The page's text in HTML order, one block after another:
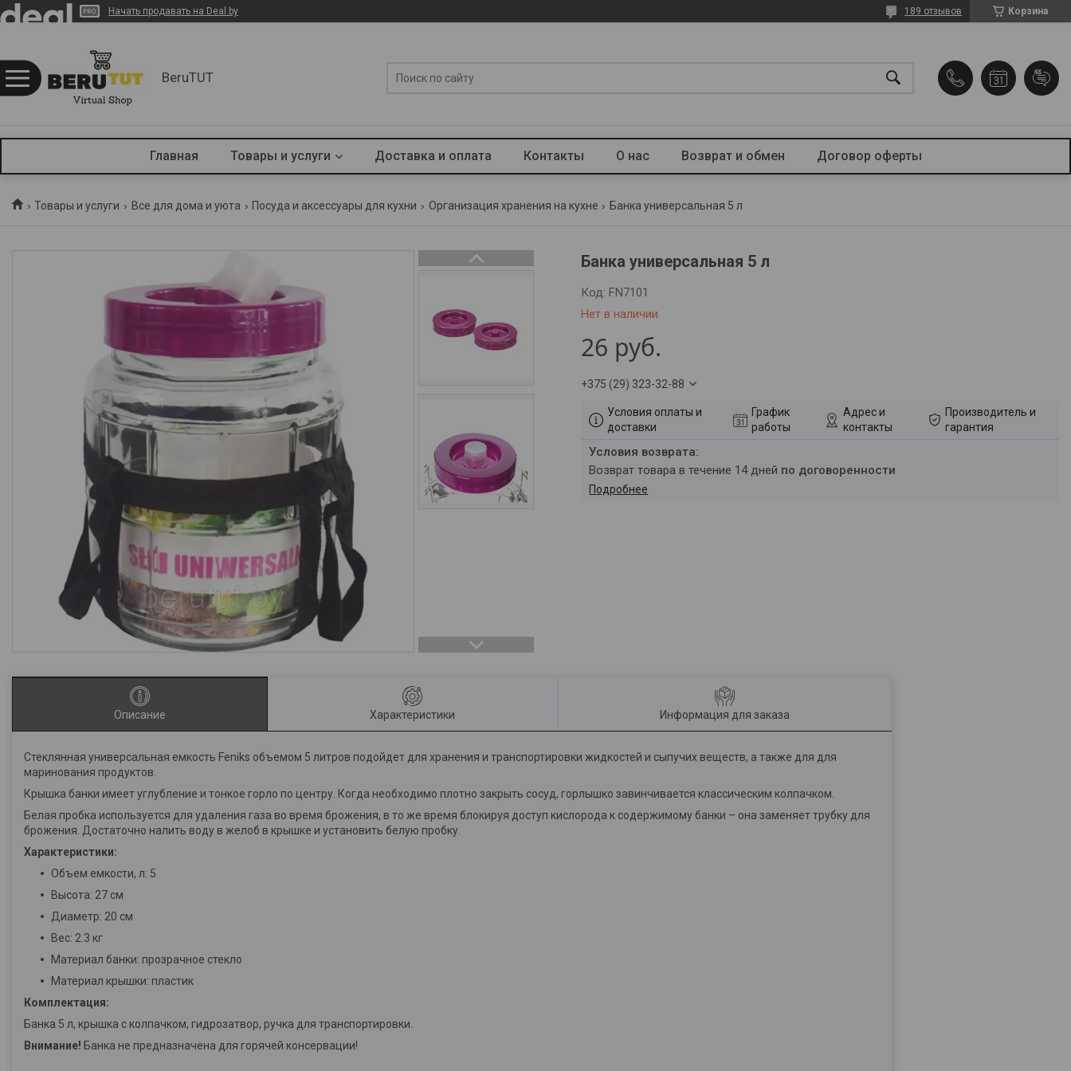
Начать продавать на Deal.by Корзина
189 отзывов
BeruTUT
Главная Товары и услуги Доставка и оплата Контакты О нас Возврат и обмен Договор оферты
Товары и услуги Все для дома и уюта Посуда и аксессуары для кухни Организация хранения на кухне Банка универсальная 5 л
Банка универсальная 5 л
Нет в наличии
Код: FN7101
26 руб.
+375 (29) 323-32-88
Условия оплаты и
доставки
График
работы
Адрес и
контакты
Производитель и
гарантия
возврат товара в течение 14 дней по договоренности
Подробнее
Описание Характеристики Информация для заказа
Стеклянная универсальная емкость Feniks объемом 5 литров подойдет для хранения и транспортировки жидкостей и сыпучих веществ, а также для для
маринования продуктов.
Крышка банки имеет углубление и тонкое горло по центру. Когда необходимо плотно закрыть сосуд, горлышко завинчивается классическим колпачком.
Белая пробка используется для удаления газа во время брожения, в то же время блокируя доступ кислорода к содержимому банки – она заменяет трубку для
брожения. Достаточно налить воду в желоб в крышке и установить белую пробку.
Характеристики:
Объем емкости, л: 5
Высота: 27 см
Диаметр: 20 см
Вес: 2.3 кг
Материал банки: прозрачное стекло
Материал крышки: пластик
Комплектация:
Банка 5 л, крышка с колпачком, гидрозатвор, ручка для транспортировки.
Внимание! Банка не предназначена для горячей консервации!